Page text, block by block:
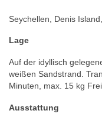
Seychellen, Denis
Lage
Auf der idyllisch
weißen Sandstrand.
Minuten, max. 15 kg
Ausstattung